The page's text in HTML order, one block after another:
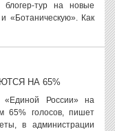
тур на новые
«Ботаническую». Как
НА 65%
«Единой России» на
65% голосов, пишет
в администрации